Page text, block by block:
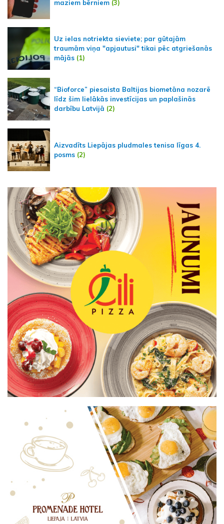
maziem bērniem (3)
Uz ielas notriekta sieviete; par gūtajām
traumām viņa "apjautusi" tikai pēc atgriešanās
mājās (1)
“Bioforce” piesaista Baltijas biometāna nozarē
līdz šim lielākās investīcijas un paplašinās
darbību Latvijā (2)
Aizvadīts Liepājas pludmales tenisa līgas 4.
posms (2)